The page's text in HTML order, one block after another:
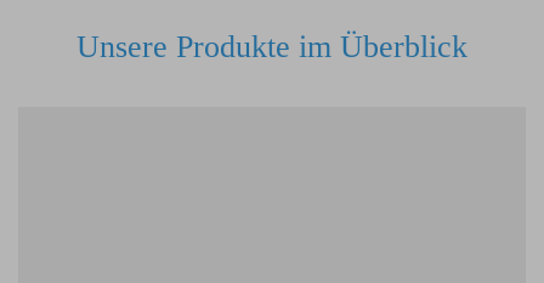
Unsere Produkte im Überblick